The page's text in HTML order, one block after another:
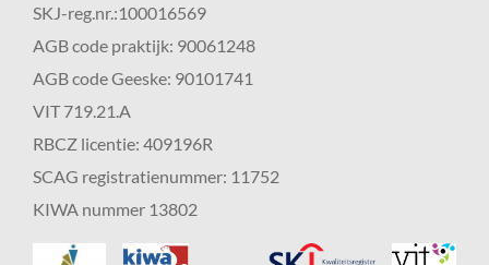
SKJ-reg.nr.:100016569
AGB code praktijk: 90061248
AGB code Geeske: 90101741
VIT 719.21.A
RBCZ licentie: 409196R
SCAG registratienummer: 11752
KIWA nummer 13802